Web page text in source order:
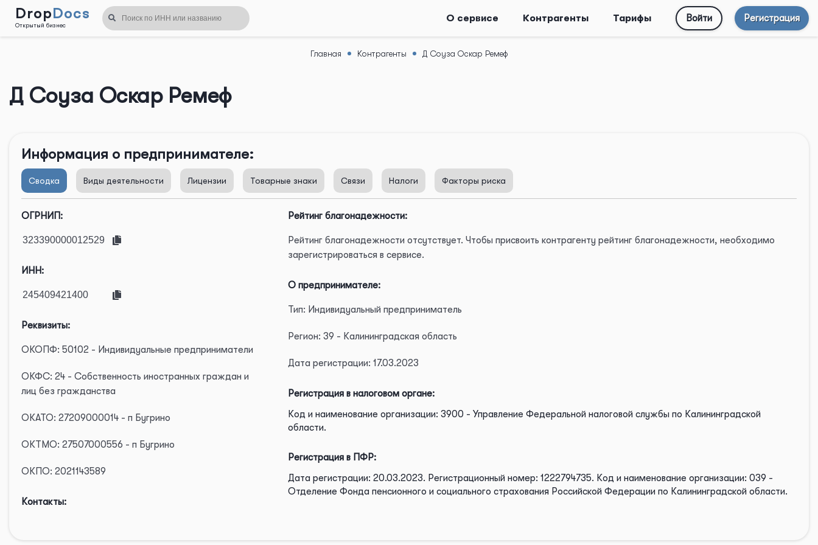
DropDocs
Открытый бизнес
О сервисе Контрагенты Тарифы Войти Регистрация
Главная Контрагенты Д Соуза Оскар Ремеф
Д Соуза Оскар Ремеф
Информация о предпринимателе:
Сводка Виды деятельности Лицензии Товарные знаки Связи Налоги Факторы риска
ОГРНИП:
ИНН:
Реквизиты:
ОКОПФ: 50102 - Индивидуальные предприниматели
ОКФС: 24 - Собственность иностранных граждан и
лиц без гражданства
ОКАТО: 27209000014 - п Бугрино
ОКТМО: 27507000556 - п Бугрино
ОКПО: 2021143589
Контакты:
Рейтинг благонадежности:
Рейтинг благонадежности отсутствует. Чтобы присвоить контрагенту рейтинг благонадежности, необходимо
зарегистрироваться в сервисе.
О предпринимателе:
Тип: Индивидуальный предприниматель
Регион: 39 - Калининградская область
Дата регистрации: 17.03.2023
Регистрация в налоговом органе:
Код и наименование организации: 3900 - Управление Федеральной налоговой службы по Калининградской
области.
Регистрация в ПФР:
Дата регистрации: 20.03.2023. Регистрационный номер: 1222794735. Код и наименование организации: 039 -
Отделение Фонда пенсионного и социального страхования Российской Федерации по Калининградской области.